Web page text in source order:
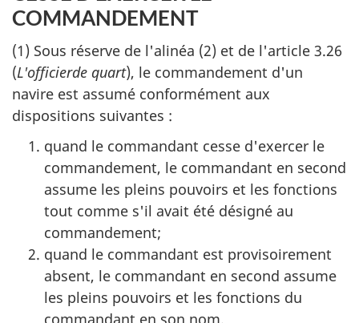
COMMANDEMENT
(1) Sous réserve de l'alinéa (2) et de l'article 3.26
(L'officierde quart), le commandement d'un
navire est assumé conformément aux
dispositions suivantes :
quand le commandant cesse d'exercer le
commandement, le commandant en second
assume les pleins pouvoirs et les fonctions
tout comme s'il avait été désigné au
commandement;
quand le commandant est provisoirement
absent, le commandant en second assume
les pleins pouvoirs et les fonctions du
commandant en son nom.